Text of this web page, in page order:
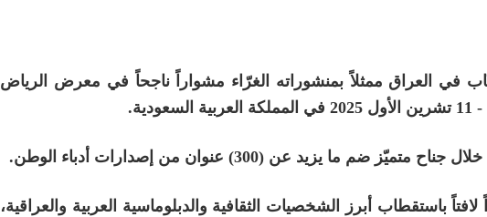
في العراق ممثلاً بمنشوراته الغرّاء مشواراً ناجحاً في معرض الرياض
ما يزيد عن (300) عنوان من إصدارات أدباء الوطن.
باستقطاب أبرز الشخصيات الثقافية والدبلوماسية العربية والعراقية،